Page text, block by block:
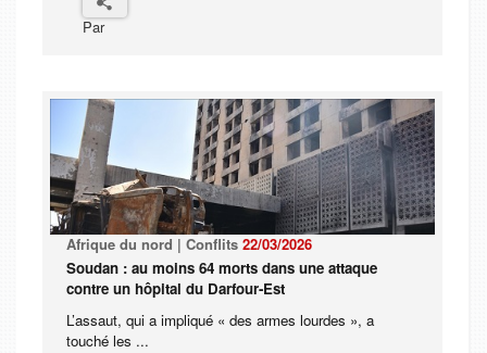
Par
Afrique du nord | Conflits 22/03/2026
Soudan : au moins 64 morts dans une attaque
contre un hôpital du Darfour-Est
L’assaut, qui a impliqué « des armes lourdes », a
touché les ...